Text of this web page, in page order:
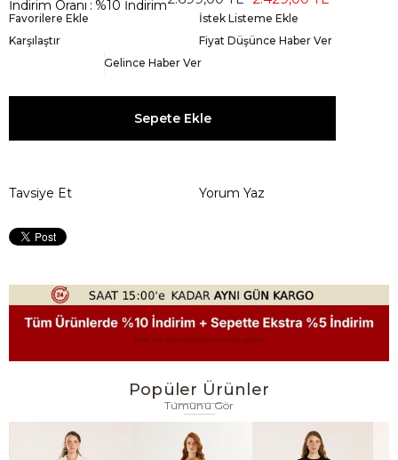
İndirim Oranı : %10 İndirim
Favorilere Ekle
İstek Listeme Ekle
Karşılaştır
Fiyat Düşünce Haber Ver
Gelince Haber Ver
Tavsiye Et Yorum Yaz
Popüler Ürünler
Tümünü Gör